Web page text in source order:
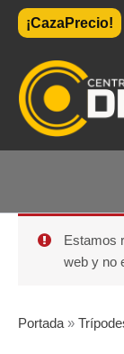
¡CazaPrecio!
Estamos
web y no
Portada »